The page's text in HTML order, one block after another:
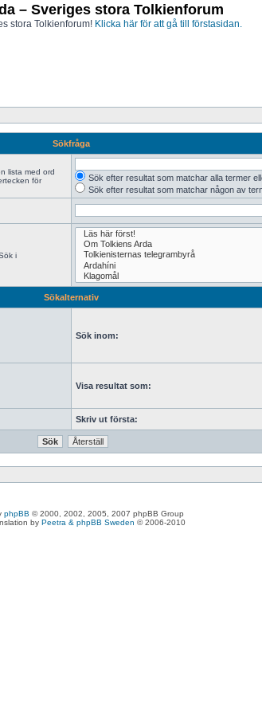
– Sveriges stora Tolkienforum
stora Tolkienforum! Klicka här för att gå till förstasidan.
Sökfråga
lista med ord
för
Sök efter resultat som matchar alla termer
Sök efter resultat som matchar någon av
i
Sökalternativ
Sök inom:
Visa resultat som:
Skriv ut första:
phpBB © 2000, 2002, 2005, 2007 phpBB Group
by Peetra & phpBB Sweden © 2006-2010